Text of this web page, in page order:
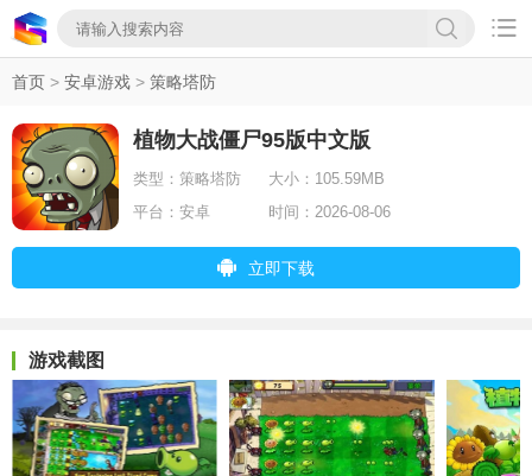

首页 > 安卓游戏 > 策略塔防
植物大战僵尸95版中文版
类型： 策略塔防 大小： 105.59MB
平台： 安卓 时间： 2026-08-06
立即下载
游戏截图